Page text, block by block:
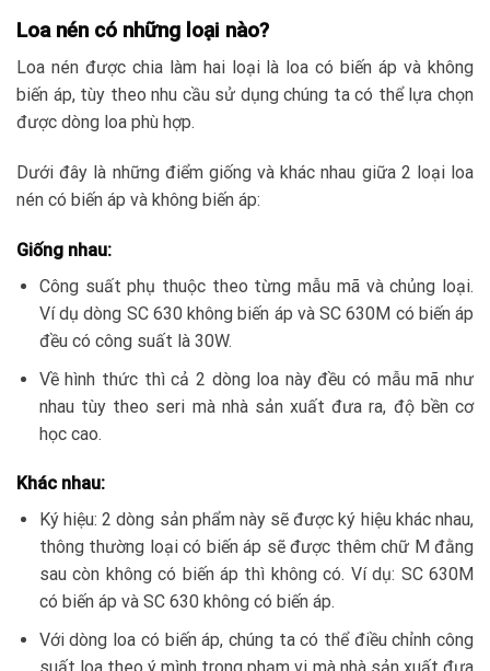
Loa nén có những loại nào?
Loa nén được chia làm hai loại là loa có biến áp và không
biến áp, tùy theo nhu cầu sử dụng chúng ta có thể lựa chọn
được dòng loa phù hợp.
Dưới đây là những điểm giống và khác nhau giữa 2 loại loa
nén có biến áp và không biến áp:
Giống nhau:
Công suất phụ thuộc theo từng mẫu mã và chủng loại.
Ví dụ dòng SC 630 không biến áp và SC 630M có biến áp
đều có công suất là 30W.
Về hình thức thì cả 2 dòng loa này đều có mẫu mã như
nhau tùy theo seri mà nhà sản xuất đưa ra, độ bền cơ
học cao.
Khác nhau:
Ký hiệu: 2 dòng sản phẩm này sẽ được ký hiệu khác nhau,
thông thường loại có biến áp sẽ được thêm chữ M đằng
sau còn không có biến áp thì không có. Ví dụ: SC 630M
có biến áp và SC 630 không có biến áp.
Với dòng loa có biến áp, chúng ta có thể điều chỉnh công